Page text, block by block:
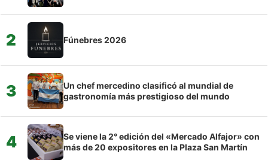
2 Fúnebres 2026
3
Un chef mercedino clasificó al mundial de
gastronomía más prestigioso del mundo
4
Se viene la 2° edición del «Mercado Alfajor» con
más de 20 expositores en la Plaza San Martín